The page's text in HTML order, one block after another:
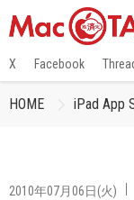
X Facebook
HOME iPad App
2010年07月06日(火)